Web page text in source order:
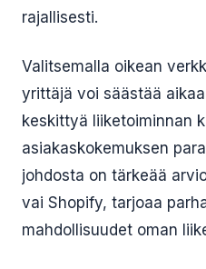
rajallisesti.
Valitsemalla oikean
yrittäjä voi säästää
keskittyä liiketoiminnan
asiakaskokemuksen
johdosta on tärkeää
vai Shopify, tarjoaa
mahdollisuudet oman